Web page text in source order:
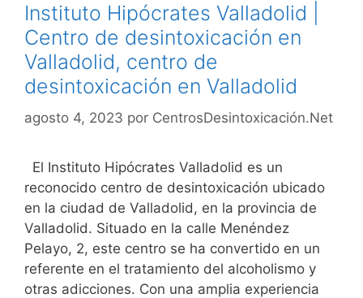
Instituto Hipócrates Valladolid |
Centro de desintoxicación en
Valladolid, centro de
desintoxicación en Valladolid
agosto 4, 2023 por CentrosDesintoxicación.Net
El Instituto Hipócrates Valladolid es un
reconocido centro de desintoxicación ubicado
en la ciudad de Valladolid, en la provincia de
Valladolid. Situado en la calle Menéndez
Pelayo, 2, este centro se ha convertido en un
referente en el tratamiento del alcoholismo y
otras adicciones. Con una amplia experiencia